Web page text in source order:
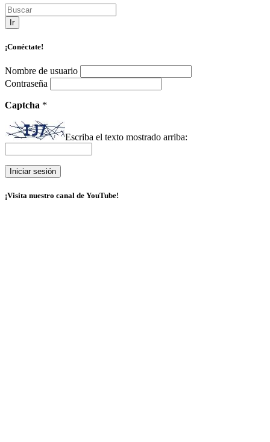
Ir
¡Conéctate!
Nombre de usuario
Contraseña
Captcha *
Escriba el texto mostrado arriba:
¡Visita nuestro canal de YouTube!